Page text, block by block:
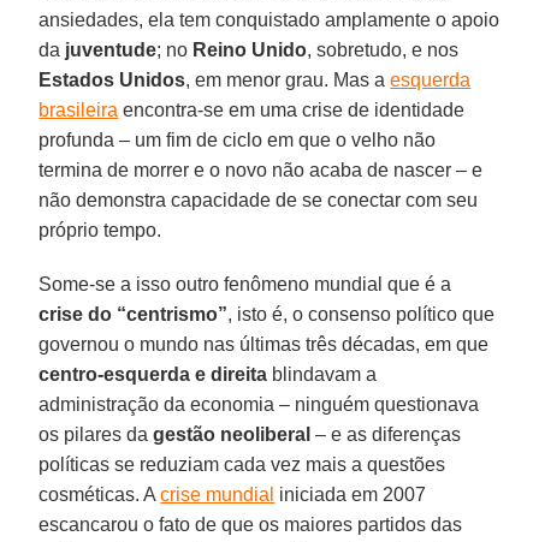
ansiedades, ela tem conquistado amplamente o apoio
da juventude; no Reino Unido, sobretudo, e nos
Estados Unidos, em menor grau. Mas aesquerda
brasileira encontra-se em uma crise de identidade
profunda – um fim de ciclo em que o velho não
termina de morrer e o novo não acaba de nascer – e
não demonstra capacidade de se conectar com seu
próprio tempo.
Some-se a isso outro fenômeno mundial que é a
crise do “centrismo”, isto é, o consenso político que
governou o mundo nas últimas três décadas, em que
centro-esquerda e direita blindavam a
administração da economia – ninguém questionava
os pilares dagestão neoliberal – e as diferenças
políticas se reduziam cada vez mais a questões
cosméticas. Acrise mundial iniciada em 2007
escancarou o fato de que os maiores partidos das